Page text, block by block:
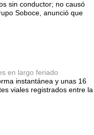
sin conductor; no causó
Soboce, anunció que
en largo feriado
instantánea y unas 16
viales registrados entre la